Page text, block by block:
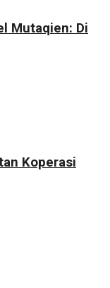
Mutaqien: Di
Koperasi